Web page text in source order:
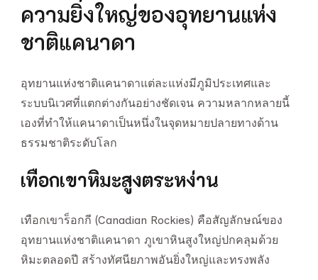
ความยิ่งใหญ่ของอุทยานแห่ง
ชาติแคนาดา
อุทยานแห่งชาติแคนาดาแต่ละแห่งมีภูมิประเทศและ
ระบบนิเวศที่แตกต่างกันอย่างชัดเจน ความหลากหลายนี้
เองที่ทำให้แคนาดาเป็นหนึ่งในจุดหมายปลายทางด้าน
ธรรมชาติระดับโลก
เทือกเขาหิมะสูงตระหง่าน
เทือกเขาร็อกกี (Canadian Rockies) คือสัญลักษณ์ของ
อุทยานแห่งชาติแคนาดา ภูเขาหินสูงใหญ่ปกคลุมด้วย
หิมะตลอดปี สร้างทัศนียภาพอันยิ่งใหญ่และทรงพลัง